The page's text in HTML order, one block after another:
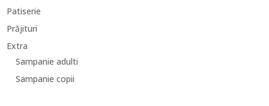
Patiserie
Prăjituri
Extra
Sampanie adulti
Sampanie copii